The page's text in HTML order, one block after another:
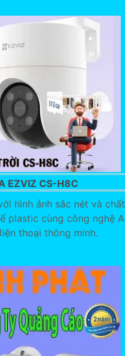
EZVIZ CS-H8C
hình ảnh sắc nét và chất
plastic cùng công nghệ
thoại thông minh.